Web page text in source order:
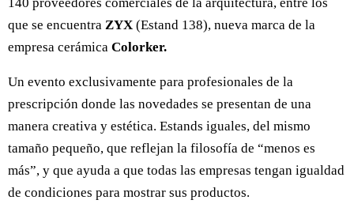
que se encuentra ZYX (Estand 138), nueva marca de la
empresa cerámica Colorker.
Un evento exclusivamente para profesionales de la
prescripción donde las novedades se presentan de una
manera creativa y estética. Estands iguales, del mismo
tamaño pequeño, que reflejan la filosofía de “menos es
más”, y que ayuda a que todas las empresas tengan igualdad
de condiciones para mostrar sus productos.